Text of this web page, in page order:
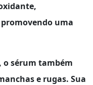
uma
osérum também
e rugas. Sua